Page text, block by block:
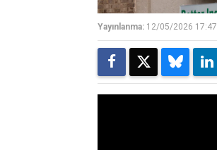
Yayınlanma: 12/05/2026 17:47